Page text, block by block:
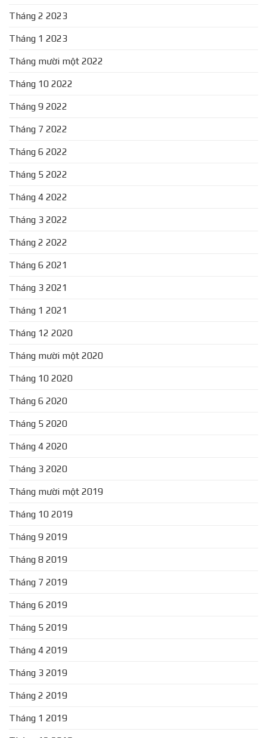
Tháng 2 2023
Tháng 1 2023
Tháng mười một 2022
Tháng 10 2022
Tháng 9 2022
Tháng 7 2022
Tháng 6 2022
Tháng 5 2022
Tháng 4 2022
Tháng 3 2022
Tháng 2 2022
Tháng 6 2021
Tháng 3 2021
Tháng 1 2021
Tháng 12 2020
Tháng mười một 2020
Tháng 10 2020
Tháng 6 2020
Tháng 5 2020
Tháng 4 2020
Tháng 3 2020
Tháng mười một 2019
Tháng 10 2019
Tháng 9 2019
Tháng 8 2019
Tháng 7 2019
Tháng 6 2019
Tháng 5 2019
Tháng 4 2019
Tháng 3 2019
Tháng 2 2019
Tháng 1 2019